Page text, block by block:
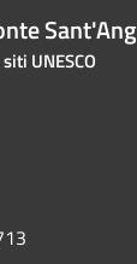
UNESCO